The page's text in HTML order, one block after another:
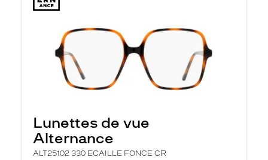
Lunettes de vue
Alternance
ALT25102 330 ECAILLE FONCE CR